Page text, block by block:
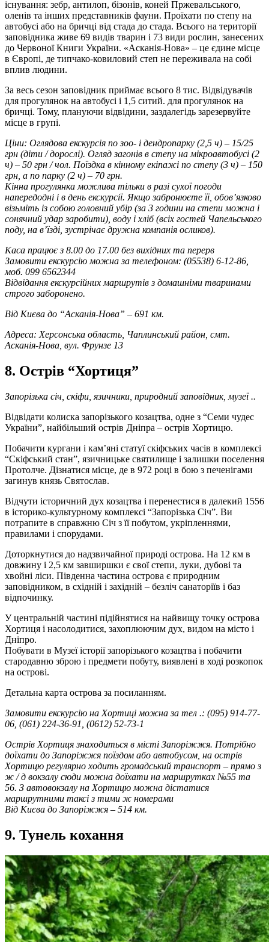
існування: зебр, антилоп, бізонів, коней Пржевальського,
оленів та інших представників фауни. Проїхати по степу на
автобусі або на бричці від стада до стада. Всього на території
заповідника живе 69 видів тварин і 73 види рослин, занесених
до Червоної Книги України. «Асканія-Нова» – це єдине місце
в Європі, де типчако-ковиловий степ не переживала на собі
вплив людини.
За весь сезон заповідник приймає всього 8 тис. Відвідувачів
для прогулянок на автобусі і 1,5 ситий. для прогулянок на
бричці. Тому, плануючи відвідини, заздалегідь зарезервуйте
місце в групі.
Ціни: Оглядова екскурсія по зоо- і дендропарку (2,5 ч) – 15/25
грн (діти / дорослі). Огляд загонів в степу на мікроавтобусі (2
ч) – 50 грн / чол. Поїздка в кінному екіпажі по степу (3 ч) – 150
грн, а по парку (2 ч) – 70 грн.
Кінна прогулянка можлива тільки в разі сухої погоди
напередодні і в день екскурсії. Якщо забронюєте її, обов’язково
візьміть із собою головний убір (за 3 години на степи можна і
сонячний удар заробити), воду і хліб (всіх гостей Чапельського
поду, на в’їзді, зустрічає дружна компанія осликов).
Каса працює з 8.00 до 17.00 без вихідних та перерв
Замовити екскурсію можна за телефоном: (05538) 6-12-86,
моб. 099 6562344
Відвідання екскурсійних маршрутів з домашніми тваринами
строго заборонено.
Від Києва до “Асканія-Нова” – 691 км.
Адреса: Херсонська область, Чаплинський район, смт.
Асканія-Нова, вул. Фрунзе 13
8. Острів “Хортиця”
Запорізька січ, скіфи, язичники, природний заповідник, музеї ..
Відвідати колиска запорізького козацтва, одне з “Семи чудес
України”, найбільший острів Дніпра – острів Хортицю.
Побачити кургани і кам’яні статуї скіфських часів в комплексі
“Скіфський стан”, язичницьке святилище і залишки поселення
Протолче. Дізнатися місце, де в 972 році в бою з печенігами
загинув князь Святослав.
Відчути історичний дух козацтва і перенестися в далекий 1556
в історико-культурному комплексі “Запорізька Січ”. Ви
потрапите в справжню Січ з її побутом, укріпленнями,
правилами і спорудами.
Доторкнутися до надзвичайної природі острова. На 12 км в
довжину і 2,5 км завширшки є свої степи, луки, дубові та
хвойні ліси. Південна частина острова є природним
заповідником, в східній і західній – безліч санаторіїв і баз
відпочинку.
У центральній частині підійнятися на найвищу точку острова
Хортиця і насолодитися, захоплюючим дух, видом на місто і
Дніпро.
Побувати в Музеї історії запорізького козацтва і побачити
стародавню зброю і предмети побуту, виявлені в ході розкопок
на острові.
Детальна карта острова за посиланням.
Замовити екскурсію на Хортиці можна за тел .: (095) 914-77-
06, (061) 224-36-91, (0612) 52-73-1
Острів Хортиця знаходиться в місті Запоріжжя. Потрібно
доїхати до Запоріжжя поїздом або автобусом, на острів
Хортицю регулярно ходить громадський транспорт – прямо з
ж / д вокзалу сюди можна доїхати на маршрутках №55 та
56. З автовокзалу на Хортицю можна дістатися
маршрутними таксі з тими ж номерами
Від Києва до Запоріжжя – 514 км.
9. Тунель кохання